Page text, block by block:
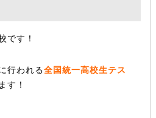
です！
行われる全国統一高校生テス
す！